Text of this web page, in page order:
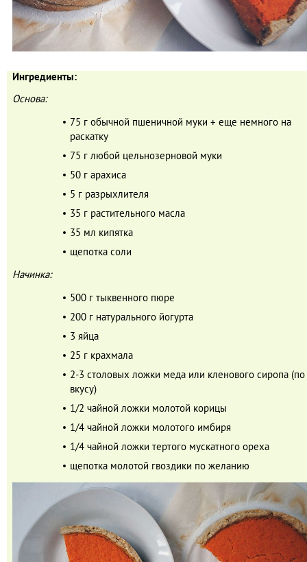
Ингредиенты:
Основа:
75 г обычной пшеничной муки + еще немного на
раскатку
75 г любой цельнозерновой муки
50 г арахиса
5 г разрыхлителя
35 г растительного масла
35 мл кипятка
щепотка соли
Начинка:
500 г тыквенного пюре
200 г натурального йогурта
3 яйца
25 г крахмала
2-3 столовых ложки меда или кленового сиропа (по
вкусу)
1/2 чайной ложки молотой корицы
1/4 чайной ложки молотого имбиря
1/4 чайной ложки тертого мускатного ореха
щепотка молотой гвоздики по желанию